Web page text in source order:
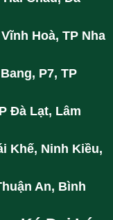
Hoà, TP Nha
P7, TP
Đà Lạt, Lâm
Khế, Ninh Kiều,
An, Bình